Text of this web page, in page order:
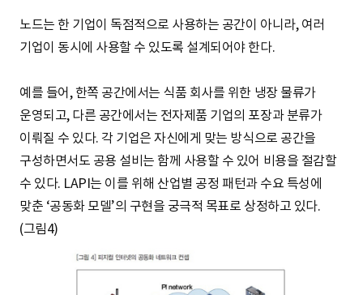
노드는 한 기업이 독점적으로 사용하는 공간이 아니라, 여러
기업이 동시에 사용할 수 있도록 설계되어야 한다.
예를 들어, 한쪽 공간에서는 식품 회사를 위한 냉장 물류가
운영되고, 다른 공간에서는 전자제품 기업의 포장과 분류가
이뤄질 수 있다. 각 기업은 자신에게 맞는 방식으로 공간을
구성하면서도 공용 설비는 함께 사용할 수 있어 비용을 절감할
수 있다. LAPI는 이를 위해 산업별 공정 패턴과 수요 특성에
맞춘 ‘공동화 모델’의 구현을 궁극적 목표로 상정하고 있다.
(그림4)